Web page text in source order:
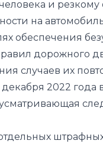
и
на
обеспечения
дорожного
случаев их
2022 года